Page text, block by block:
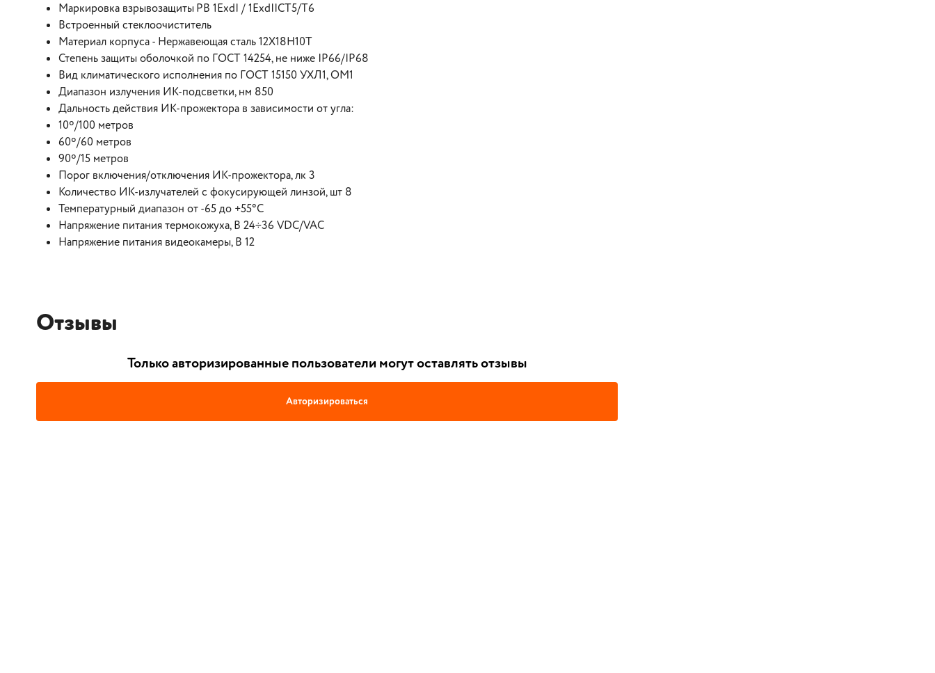
Маркировка взрывозащитыРВ 1ExdI / 1ExdIICТ5/Т6
Встроенный стеклоочиститель
Материал корпуса - Нержавеющая сталь 12Х18Н10Т
Степень защиты оболочкой по ГОСТ 14254, не ниже IP66/IP68
Вид климатического исполнения по ГОСТ 15150 УХЛ1, ОМ1
Диапазон излучения ИК-подсветки, нм 850
Дальность действия ИК-прожектора в зависимости от угла:
10º/100 метров
60º/60 метров
90º/15 метров
Порог включения/отключения ИК-прожектора, лк 3
Количество ИК-излучателей с фокусирующей линзой, шт 8
Температурный диапазон от -65 до +55°С
Напряжение питания термокожуха, В 24÷36 VDC/VAC
Напряжение питания видеокамеры, В 12
Отзывы
Только авторизированные пользователи могут оставлять отзывы
Авторизироваться